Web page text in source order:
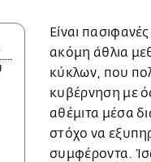
Είναι
ακόμη άθλια
κύκλων, που
κυβέρνηση με
αθέμιτα μέσα
στόχο να
συμφέροντα.